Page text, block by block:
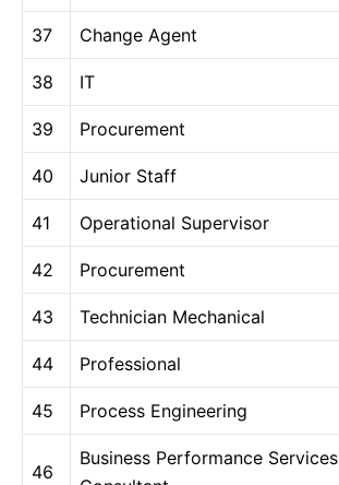
37 Change Agent
38 IT
39 Procurement
40 Junior Staff
41 Operational Supervisor
42 Procurement
43 Technician Mechanical
44 Professional
45 Process Engineering
46
Business Performance Services